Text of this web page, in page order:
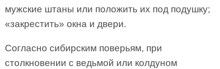
мужские штаны или положить их под подушку;
«закрестить» окна и двери.
Согласно сибирским поверьям, при
столкновении с ведьмой или колдуном